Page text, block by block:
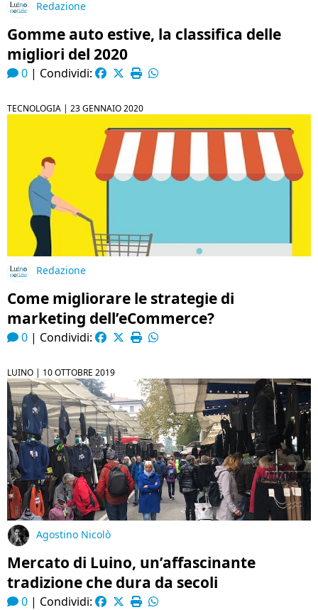
Redazione
Gomme auto estive, la classifica delle
migliori del 2020
0 | Condividi:
TECNOLOGIA | 23 GENNAIO 2020
Redazione
Come migliorare le strategie di
marketing dell’eCommerce?
0 | Condividi:
LUINO | 10 OTTOBRE 2019
Agostino Nicolò
Mercato di Luino, un’affascinante
tradizione che dura da secoli
0 | Condividi: